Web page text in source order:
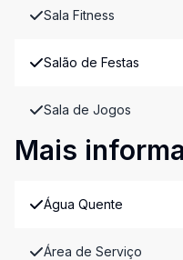
Sala Fitness
Salão de Festas
Sala de Jogos
Mais
Água Quente
Área de Serviço